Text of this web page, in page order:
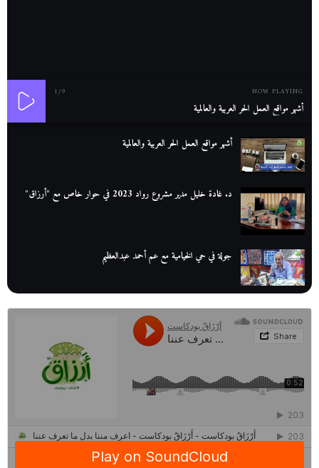
NOW PLAYING
1/9
أشهر مواقع العمل الحر العربية والعالمية
أشهر مواقع العمل الحر العربية والعالمية
د. غادة خليل مدير مشروع رواد 2023 في حوار خاص مع "أرزاق"
جولة في حي الخيامية مع عم أحمد عبدالعظيم
عم عوض| قصة كفاح بائع كتب تبدأ بالأُمية
أقدم مطحن بن في مصر| يكشف لنا أسرار صناعة البن
حصاد 2022 لمشروع "رواد 2030″